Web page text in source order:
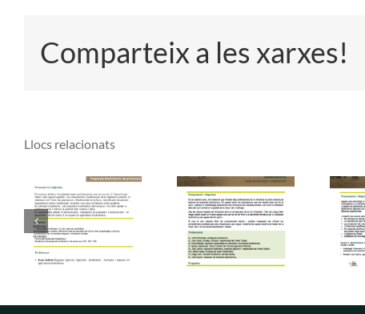
Comparteix a les xarxes!
Llocs relacionats